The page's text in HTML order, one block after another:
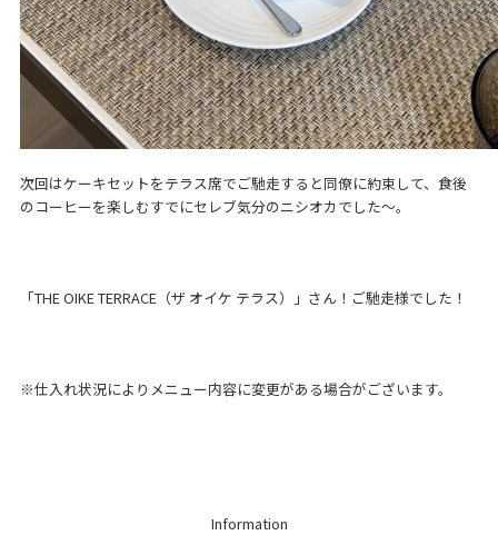
次回はケーキセットをテラス席でご馳走すると同僚に約束して、食後
のコーヒーを楽しむすでにセレブ気分のニシオカでした～。
「THE OIKE TERRACE（ザ オイケ テラス）」さん！ご馳走様でした！
※仕入れ状況によりメニュー内容に変更がある場合がございます。
Information